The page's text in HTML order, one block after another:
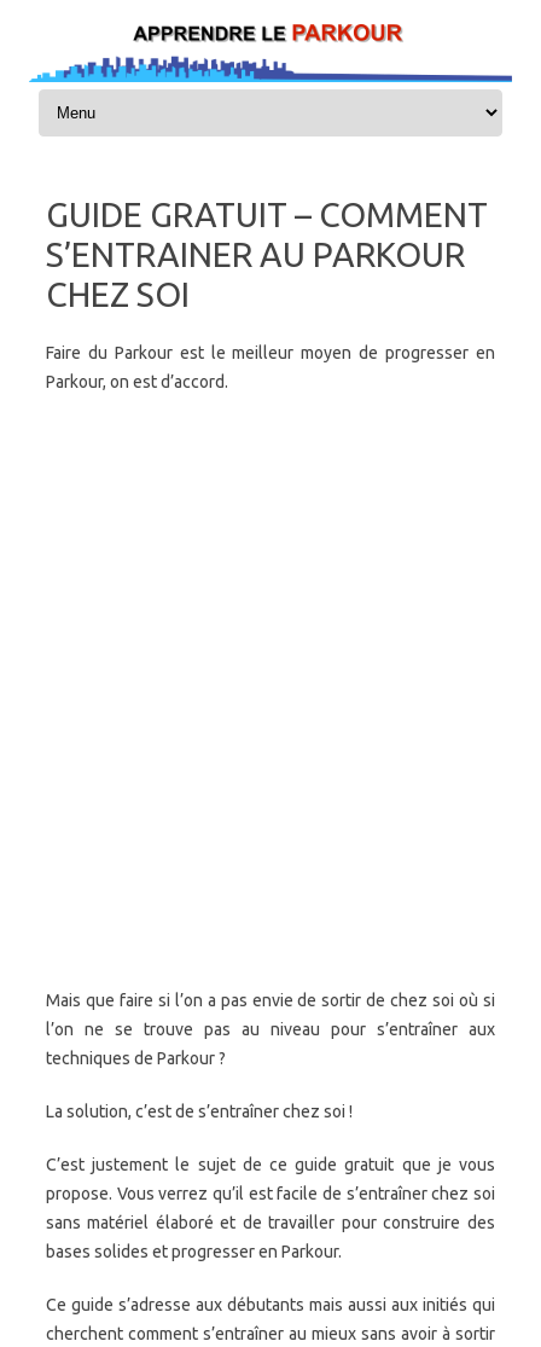
Skip to content
GUIDE GRATUIT – COMMENT
S’ENTRAINER AU PARKOUR
CHEZ SOI
Faire du Parkour est le meilleur moyen de progresser en
Parkour, on est d’accord.
Mais que faire si l’on a pas envie de sortir de chez soi où si
l’on ne se trouve pas au niveau pour s’entraîner aux
techniques de Parkour ?
La solution, c’est de s’entraîner chez soi !
C’est justement le sujet de ce guide gratuit que je vous
propose. Vous verrez qu’il est facile de s’entraîner chez soi
sans matériel élaboré et de travailler pour construire des
bases solides et progresser en Parkour.
Ce guide s’adresse aux débutants mais aussi aux initiés qui
cherchent comment s’entraîner au mieux sans avoir à sortir